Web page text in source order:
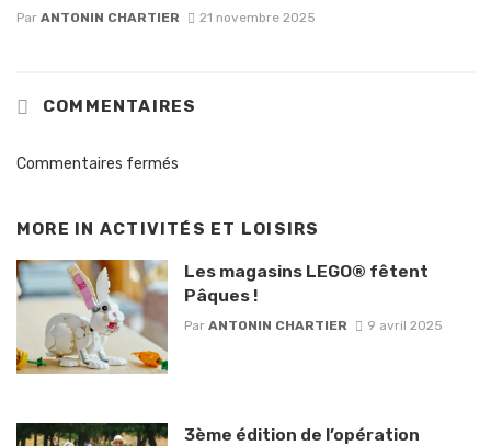
Par ANTONIN CHARTIER 21 novembre 2025
COMMENTAIRES
Commentaires fermés
MORE IN ACTIVITÉS ET LOISIRS
Les magasins LEGO® fêtent
Pâques !
Par ANTONIN CHARTIER 9 avril 2025
3ème édition de l’opération